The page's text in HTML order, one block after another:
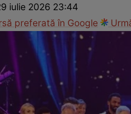
iulie 2026 23:44
preferată în Google